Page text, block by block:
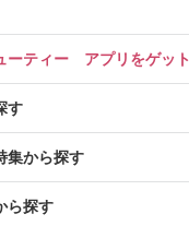
ーティー アプリをゲット
す
集から探す
ら探す